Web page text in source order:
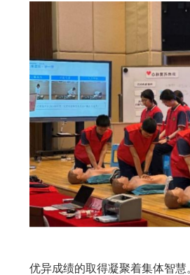
优异成绩的取得凝聚着集体智